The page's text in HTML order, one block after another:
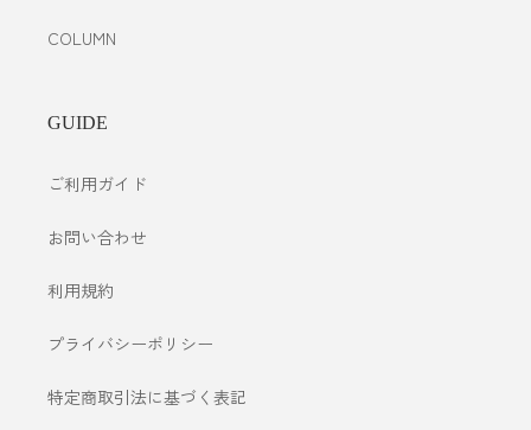
COLUMN
GUIDE
ご利用ガイド
お問い合わせ
利用規約
プライバシーポリシー
特定商取引法に基づく表記